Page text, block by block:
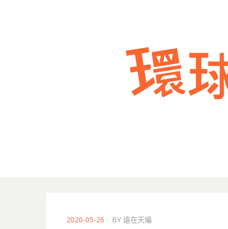
POSTED
2020-05-26 BY 遠在天編